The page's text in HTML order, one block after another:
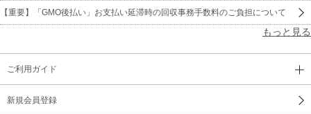
【重要】「GMO後払い」お支払い延滞時の回収事務手数料のご負担について
もっと見る
ご利用ガイド
新規会員登録